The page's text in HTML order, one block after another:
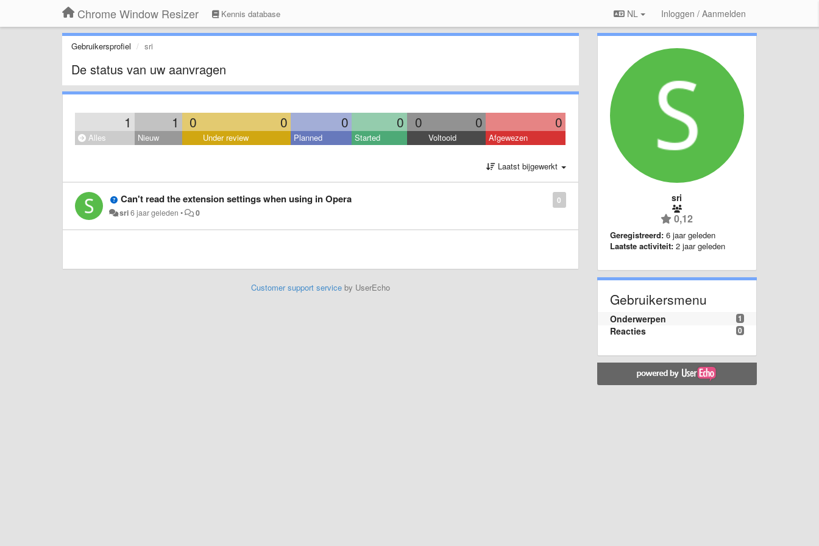
Chrome Window Resizer Kennis database NL Inloggen / Aanmelden
Gebruikersprofiel sri
De status van uw aanvragen
1 1 0 0 0 0 0 0 0
Alles Nieuw Under review Planned Started Voltooid Afgewezen
Laatst bijgewerkt
0
Can't read the extension settings when using in Opera
sri6 jaar geleden • 0
Customer support serviceby UserEcho
sri
0,12
Geregistreerd: 6 jaar geleden
Laatste activiteit: 2 jaar geleden
Gebruikersmenu
1
Onderwerpen
0
Reacties